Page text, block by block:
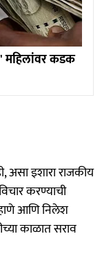
महिलांवर कडक
असा इशारा राजकीय
करण्याची
आणि निलेश
काळात सराव